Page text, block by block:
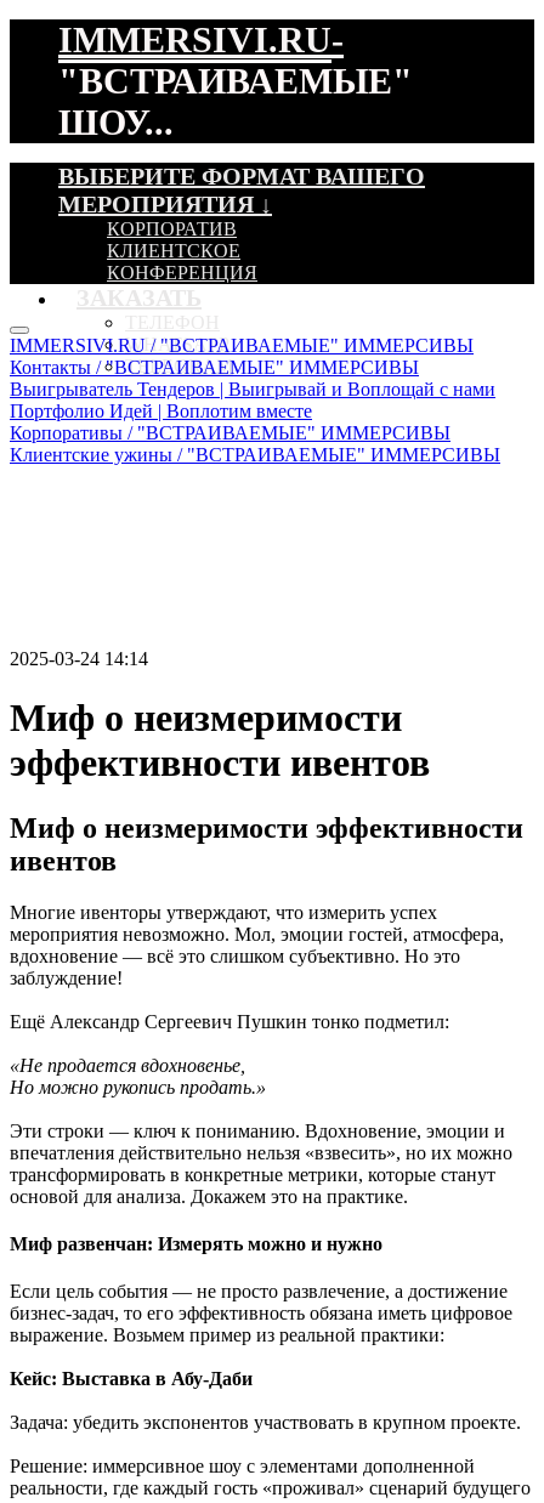
IMMERSIVI.RU-
"ВСТРАИВАЕМЫЕ"
ШОУ...
ВЫБЕРИТЕ ФОРМАТ ВАШЕГО
МЕРОПРИЯТИЯ ↓
КОРПОРАТИВ
КЛИЕНТСКОЕ
КОНФЕРЕНЦИЯ
ЗАКАЗАТЬ
ТЕЛЕФОН
WHATSAPP
TELEGRAM
IMMERSIVI.RU / "ВСТРАИВАЕМЫЕ" ИММЕРСИВЫ
Контакты / "ВСТРАИВАЕМЫЕ" ИММЕРСИВЫ
Выигрыватель Тендеров | Выигрывай и Воплощай с нами
Портфолио Идей | Воплотим вместе
Корпоративы / "ВСТРАИВАЕМЫЕ" ИММЕРСИВЫ
Клиентские ужины / "ВСТРАИВАЕМЫЕ" ИММЕРСИВЫ
2025-03-24 14:14
Миф о неизмеримости
эффективности ивентов
Миф о неизмеримости эффективности
ивентов
Многие ивенторы утверждают, что измерить успех
мероприятия невозможно. Мол, эмоции гостей, атмосфера,
вдохновение — всё это слишком субъективно. Но это
заблуждение!
Ещё Александр Сергеевич Пушкин тонко подметил:
«Не продается вдохновенье,
Но можно рукопись продать.»
Эти строки — ключ к пониманию. Вдохновение, эмоции и
впечатления действительно нельзя «взвесить», но их можно
трансформировать в конкретные метрики, которые станут
основой для анализа. Докажем это на практике.
Миф развенчан: Измерять можно и нужно
Если цель события — не просто развлечение, а достижение
бизнес-задач, то его эффективность обязана иметь цифровое
выражение. Возьмем пример из реальной практики:
Кейс: Выставка в Абу-Даби
Задача: убедить экспонентов участвовать в крупном проекте.
Решение: иммерсивное шоу с элементами дополненной
реальности, где каждый гость «проживал» сценарий будущего